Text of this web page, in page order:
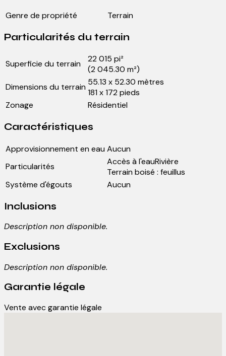
Genre de propriété Terrain
Particularités du terrain
Superficie du terrain
22 015 pi²
(2 045.30 m²)
Dimensions du terrain 55.13 x 52.30 mètres
181 x 172 pieds
Zonage
Résidentiel
Caractéristiques
Approvisionnement en eau Aucun
Particularités
Accès à l'eauRivière
Terrain boisé : feuillus
Système d'égouts
Aucun
Inclusions
Description non disponible.
Exclusions
Description non disponible.
Garantie légale
Vente avec garantie légale